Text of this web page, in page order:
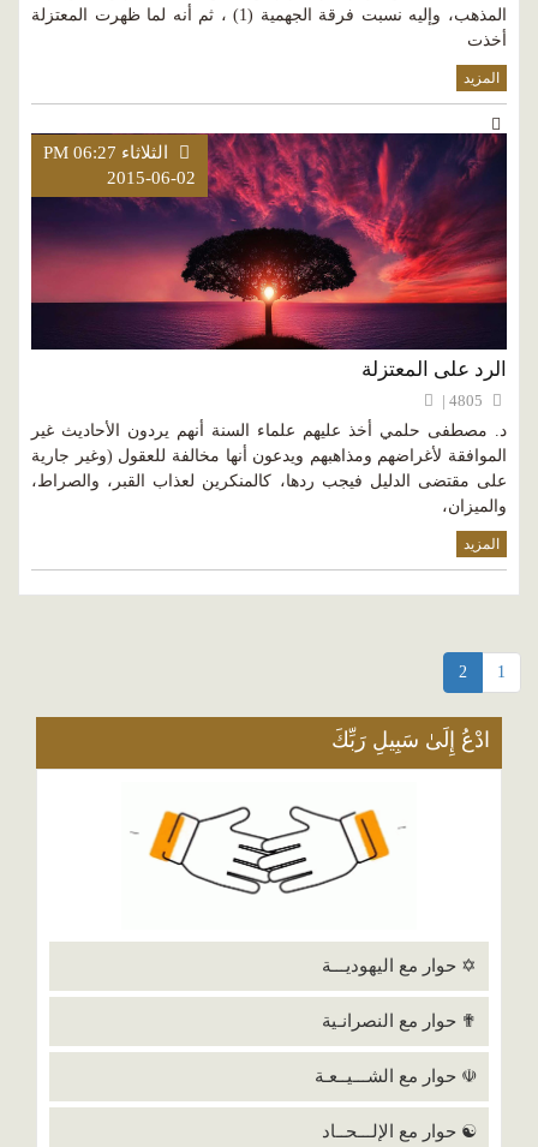
المذهب، وإليه نسبت فرقة الجهمية (1) ، ثم أنه لما ظهرت المعتزلة
أخذت
المزيد
الثلاثاء PM 06:27
2015-06-02
الرد على المعتزلة
د. مصطفى حلمي أخذ عليهم علماء السنة أنهم يردون الأحاديث غير
الموافقة لأغراضهم ومذاهبهم ويدعون أنها مخالفة للعقول (وغير جارية
على مقتضى الدليل فيجب ردها، كالمنكرين لعذاب القبر، والصراط،
والميزان،
المزيد
1
2
ادْعُ إِلَىٰ سَبِيلِ رَبِّكَ
✡ حوار مع اليهوديـــة
✟ حوار مع النصرانـية
☫ حوار مع الشـــيــعـة
☯ حوار مع الإلـــحــاد